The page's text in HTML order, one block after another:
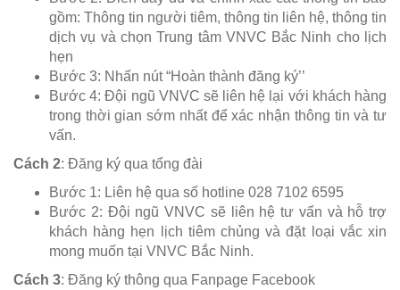
gồm: Thông tin người tiêm, thông tin liên hệ, thông tin
dịch vụ và chọn Trung tâm VNVC Bắc Ninh cho lịch
hẹn
Bước 3: Nhấn nút “Hoàn thành đăng ký’’
Bước 4: Đội ngũ VNVC sẽ liên hệ lại với khách hàng
trong thời gian sớm nhất để xác nhận thông tin và tư
vấn.
Cách 2: Đăng ký qua tổng đài
Bước 1: Liên hệ qua số hotline 028 7102 6595
Bước 2: Đội ngũ VNVC sẽ liên hệ tư vấn và hỗ trợ
khách hàng hẹn lịch tiêm chủng và đặt loại vắc xin
mong muốn tại VNVC Bắc Ninh.
Cách 3: Đăng ký thông qua Fanpage Facebook